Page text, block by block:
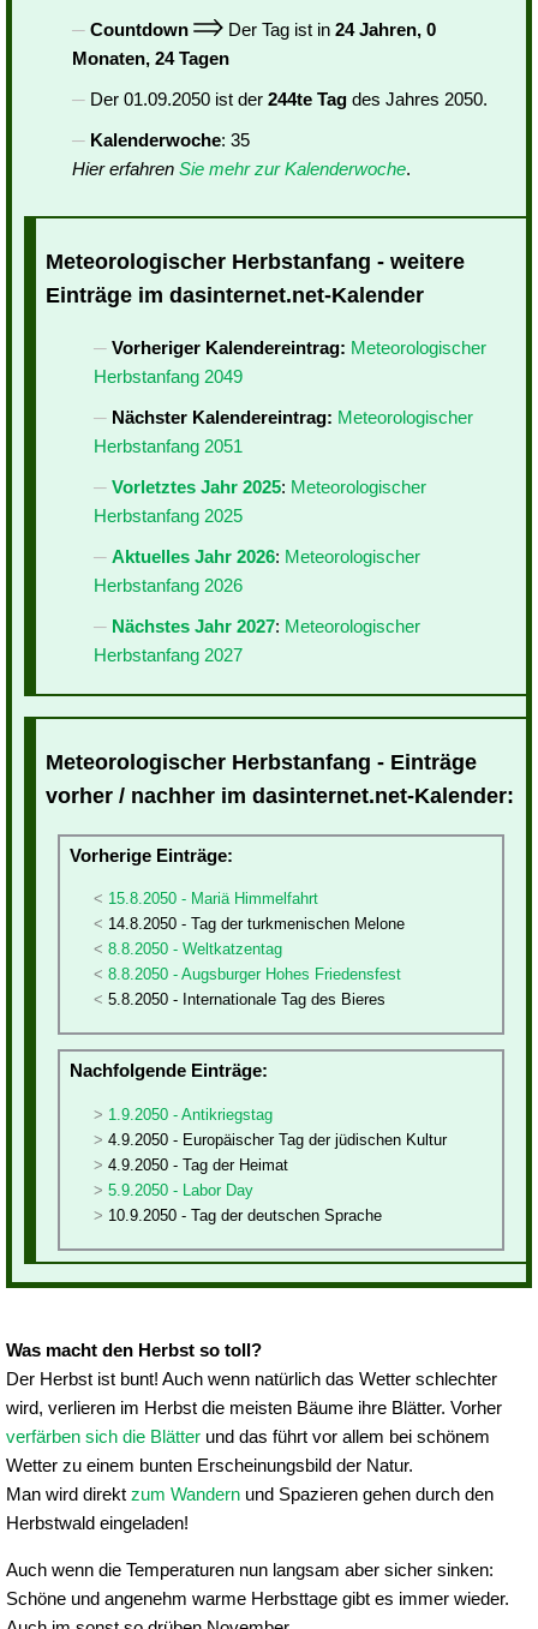
Countdown
Der Tag ist in 24 Jahren, 0
Monaten, 24 Tagen
Der 01.09.2050 ist der 244te Tag des Jahres 2050.
Kalenderwoche: 35
Hier erfahren Sie mehr zur Kalenderwoche.
Meteorologischer Herbstanfang - weitere
Einträge im dasinternet.net-Kalender
Vorheriger Kalendereintrag: Meteorologischer
Herbstanfang 2049
Nächster Kalendereintrag: Meteorologischer
Herbstanfang 2051
Vorletztes Jahr 2025: Meteorologischer
Herbstanfang 2025
Aktuelles Jahr 2026: Meteorologischer
Herbstanfang 2026
Nächstes Jahr 2027: Meteorologischer
Herbstanfang 2027
Meteorologischer Herbstanfang - Einträge
vorher / nachher im dasinternet.net-Kalender:
Vorherige Einträge:
15.8.2050 - Mariä Himmelfahrt
14.8.2050 - Tag der turkmenischen Melone
8.8.2050 - Weltkatzentag
8.8.2050 - Augsburger Hohes Friedensfest
5.8.2050 - Internationale Tag des Bieres
Nachfolgende Einträge:
1.9.2050 - Antikriegstag
4.9.2050 - Europäischer Tag der jüdischen Kultur
4.9.2050 - Tag der Heimat
5.9.2050 - Labor Day
10.9.2050 - Tag der deutschen Sprache
Was macht den Herbst so toll?
Der Herbst ist bunt! Auch wenn natürlich das Wetter schlechter
wird, verlieren im Herbst die meisten Bäume ihre Blätter. Vorher
verfärben sich die Blätter und das führt vor allem bei schönem
Wetter zu einem bunten Erscheinungsbild der Natur.
Man wird direkt zum Wandern und Spazieren gehen durch den
Herbstwald eingeladen!
Auch wenn die Temperaturen nun langsam aber sicher sinken:
Schöne und angenehm warme Herbsttage gibt es immer wieder.